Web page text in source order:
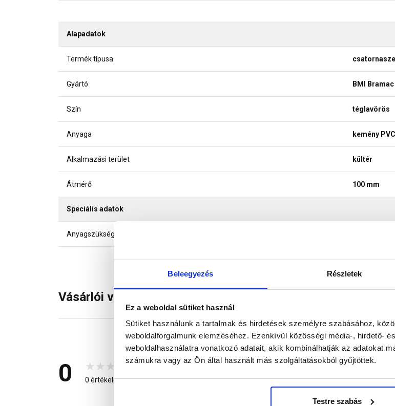
Beleegyezés Részletek
Ez a weboldal sütiket használ
Sütiket használunk a tartalmak és hirdetések személyre szabásához,
weboldalforgalmunk elemzéséhez. Ezenkívül közösségi média-, hirdető-
weboldalhasználatra vonatkozó adatait, akik kombinálhatják az adatokat
számukra vagy az Ön által használt más szolgáltatásokból gyűjtöttek.
Testre szabás
Alapadatok
Termék típusa
Gyártó BMI Bramac
Szín téglavörös
Anyaga kemény PVC
Alkalmazási terület kültér
Átmérő 100 mm
Speciális adatok
Anyagszükséglet
Vásárlói vélemények
0 0 értékelés
5 csillag
0 db
4 csillag
0 db
0 db
0 db